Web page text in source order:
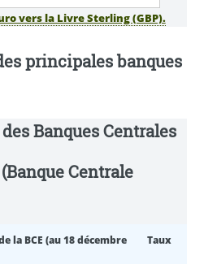
vers la Livre Sterling (GBP).
principales banques
Banques Centrales
Centrale
la BCE (au 18 décembre
Taux